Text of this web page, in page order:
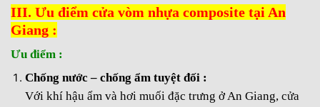
III. Ưu điểm cửa vòm nhựa composite tại An
Giang :
Ưu điểm :
Chống nước – chống ẩm tuyệt đối :
Với khí hậu ẩm và hơi muối đặc trưng ở An Giang, cửa